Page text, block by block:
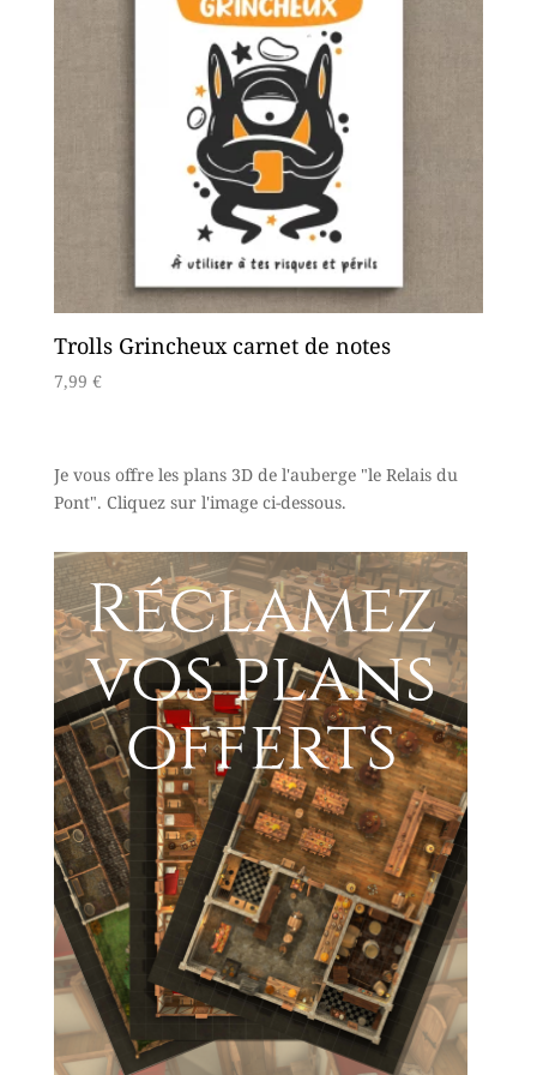
Trolls Grincheux carnet de notes
7,99 €
Je vous offre les plans 3D de l'auberge "le Relais du
Pont". Cliquez sur l'image ci-dessous.